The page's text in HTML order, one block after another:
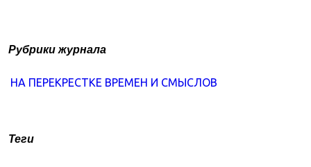
Рубрики журнала
НА ПЕРЕКРЕСТКЕ ВРЕМЕН И СМЫСЛОВ
Теги